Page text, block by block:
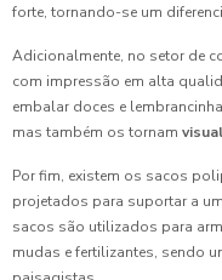
forte, tornando-se um
Adicionalmente, no setor de
com impressão em alta
embalar doces e
mas também os tornam
Por fim, existem os sacos
projetados para suportar a
sacos são utilizados para
mudas e fertilizantes, sendo